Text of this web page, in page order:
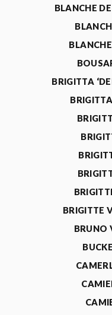
BLANCHE
BRIGITTA
BRIGITTE
BRUNO